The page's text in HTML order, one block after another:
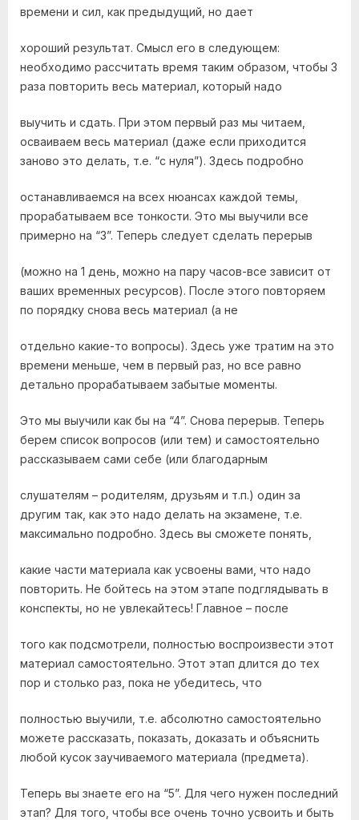
времени и сил, как предыдущий, но дает
хороший результат. Смысл его в следующем:
необходимо рассчитать время таким образом, чтобы 3
раза повторить весь материал, который надо
выучить и сдать. При этом первый раз мы читаем,
осваиваем весь материал (даже если приходится
заново это делать, т.е. “с нуля”). Здесь подробно
останавливаемся на всех нюансах каждой темы,
прорабатываем все тонкости. Это мы выучили все
примерно на “3”. Теперь следует сделать перерыв
(можно на 1 день, можно на пару часов-все зависит от
ваших временных ресурсов). После этого повторяем
по порядку снова весь материал (а не
отдельно какие-то вопросы). Здесь уже тратим на это
времени меньше, чем в первый раз, но все равно
детально прорабатываем забытые моменты.
Это мы выучили как бы на “4”. Снова перерыв. Теперь
берем список вопросов (или тем) и самостоятельно
рассказываем сами себе (или благодарным
слушателям – родителям, друзьям и т.п.) один за
другим так, как это надо делать на экзамене, т.е.
максимально подробно. Здесь вы сможете понять,
какие части материала как усвоены вами, что надо
повторить. Не бойтесь на этом этапе подглядывать в
конспекты, но не увлекайтесь! Главное – после
того как подсмотрели, полностью воспроизвести этот
материал самостоятельно. Этот этап длится до тех
пор и столько раз, пока не убедитесь, что
полностью выучили, т.е. абсолютно самостоятельно
можете рассказать, показать, доказать и объяснить
любой кусок заучиваемого материала (предмета).
Теперь вы знаете его на “5”. Для чего нужен последний
этап? Для того, чтобы все очень точно усвоить и быть